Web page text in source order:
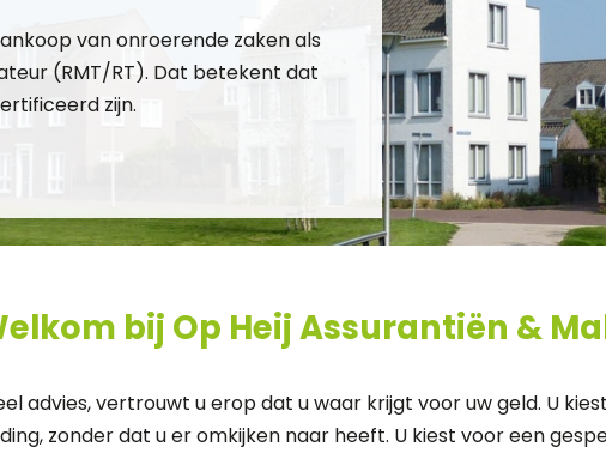
van onroerende zaken als
(RMT/RT). Dat betekent dat
zijn.
bij Op Heij Assurantiën &
advies, vertrouwt u erop dat u waar krijgt voor uw geld. U
zonder dat u er omkijken naar heeft. U kiest voor een